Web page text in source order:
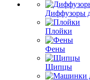
Диффузоры
Плойки
Фены
Щипцы